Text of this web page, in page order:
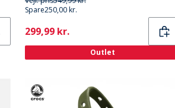
Spare250,00 kr.
Current
299,99 kr.
Outlet